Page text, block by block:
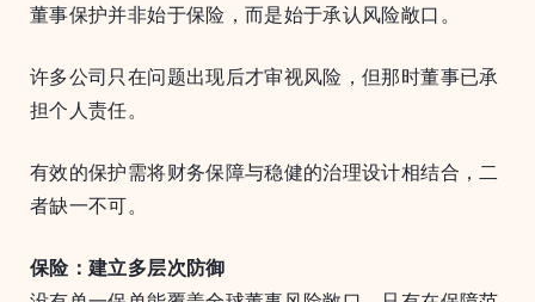
董事保护并非始于保险，而是始于承认风险敞口。
许多公司只在问题出现后才审视风险，但那时董事已承
担个人责任。
有效的保护需将财务保障与稳健的治理设计相结合，二
者缺一不可。
保险：建立多层次防御